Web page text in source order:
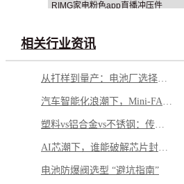
RIMG家电粉色app直播冲压件
相关行业资讯
电池防爆阀选型 “避坑指南”